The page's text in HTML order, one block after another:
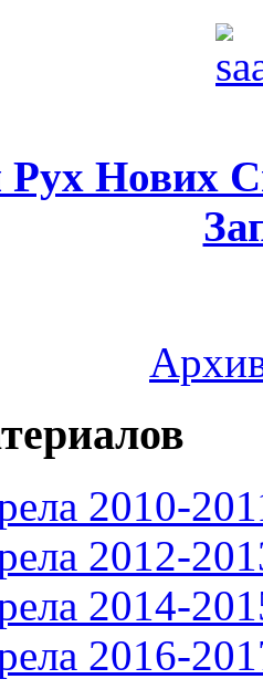
Рух Нових
2010-
2012-
2014-
2016-